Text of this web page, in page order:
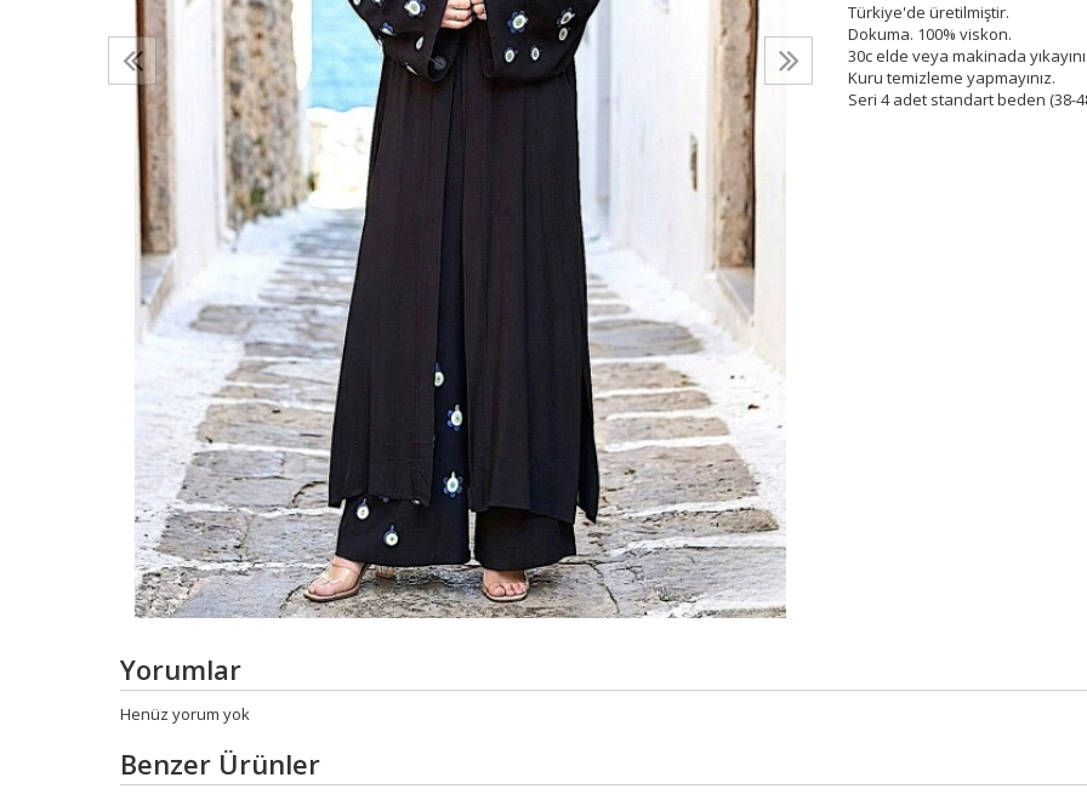
Türkiye'de üretilmiştir.
Dokuma. 100% viskon.
30c elde veya makinada
Kuru temizleme yapmayınız.
Seri 4 adet standart beden (38-
Yorumlar
Henüz yorum yok
Benzer Ürünler